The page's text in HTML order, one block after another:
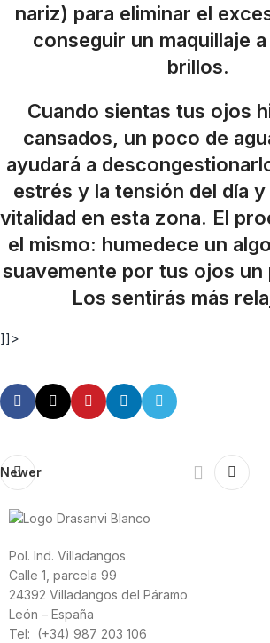
nariz) para eliminar el
conseguir un maquillaje
brillos.
Cuando sientas tus ojos
cansados, un poco de
ayudará a
estrés y la tensión del día
vitalidad en esta zona. El
el mismo: humedece un
suavemente por tus ojos un
Los sentirás más
]]>
Newer
Pol. Ind. Villadangos
Calle 1, parcela 99
24392 Villadangos del Páramo
León – España
Tel: (+34) 987 203 106